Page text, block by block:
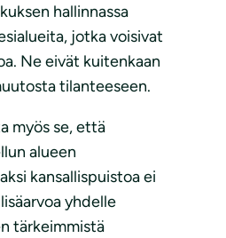
hallinnassa
jotka voisivat
Ne eivät kuitenkaan
tilanteeseen.
myös se, että
alueen
kansallispuistoa ei
yhdelle
tärkeimmistä